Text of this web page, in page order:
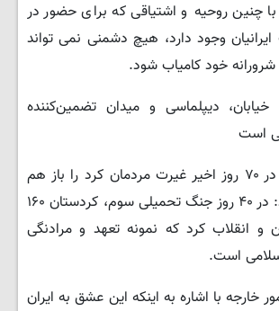
با چنین روحیه‌ و اشتیاقی که برای حضور در
وجود دارد، هیچ دشمنی نمی تواند
خود کامیاب شود.
دیپلماسی و میدان تضمین‌کننده
است
وی با بیان اینکه در ۷۰ روز اخیر غیرت مردمان کرد را باز هم
دیدیم، اضافه کرد: در ۴۰ روز جنگ تحمیلی سوم، کردستان ۱۶۰
و انقلاب کرد که نمونه تعهد و مرادنگی
است.
خارجه با اشاره به اینکه این عشق به ایران